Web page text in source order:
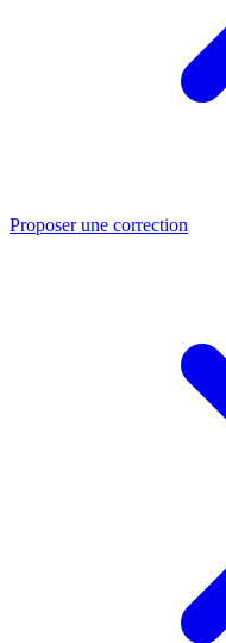
Proposer une correction